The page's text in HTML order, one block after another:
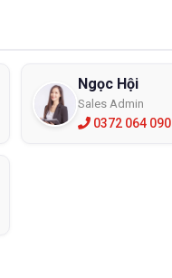
Ngọc Hội
Sales Admin
0372 064 090